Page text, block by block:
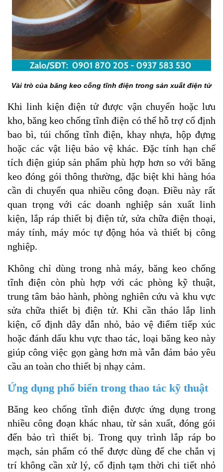
Vài trò của băng keo cống tĩnh điện trong sản xuất điện tử
Khi linh kiện điện tử được vận chuyển hoặc lưu
kho, băng keo chống tĩnh điện có thể hỗ trợ cố định
bao bì, túi chống tĩnh điện, khay nhựa, hộp đựng
hoặc các vật liệu bảo vệ khác. Đặc tính hạn chế
tích điện giúp sản phẩm phù hợp hơn so với băng
keo đóng gói thông thường, đặc biệt khi hàng hóa
cần di chuyển qua nhiều công đoạn. Điều này rất
quan trọng với các doanh nghiệp sản xuất linh
kiện, lắp ráp thiết bị điện tử, sửa chữa điện thoại,
máy tính, máy móc tự động hóa và thiết bị công
nghiệp.
Không chỉ dùng trong nhà máy, băng keo chống
tĩnh điện còn phù hợp với các phòng kỹ thuật,
trung tâm bảo hành, phòng nghiên cứu và khu vực
sửa chữa thiết bị điện tử. Khi cần tháo lắp linh
kiện, cố định dây dẫn nhỏ, bảo vệ điểm tiếp xúc
hoặc đánh dấu khu vực thao tác, loại băng keo này
giúp công việc gọn gàng hơn mà vẫn đảm bảo yêu
cầu an toàn cho thiết bị nhạy cảm.
Ứng dụng phổ biến trong thao tác kỹ thuật
Băng keo chống tĩnh điện được ứng dụng trong
nhiều công đoạn khác nhau, từ sản xuất, đóng gói
đến bảo trì thiết bị. Trong quy trình lắp ráp bo
mạch, sản phẩm có thể được dùng để che chắn vị
trí không cần xử lý, cố định tạm thời chi tiết nhỏ